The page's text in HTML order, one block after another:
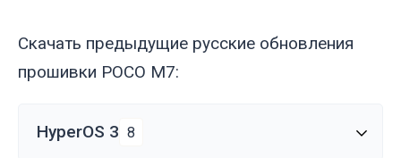
Скачать предыдущие русские обновления
прошивки POCO M7:
HyperOS 3 8